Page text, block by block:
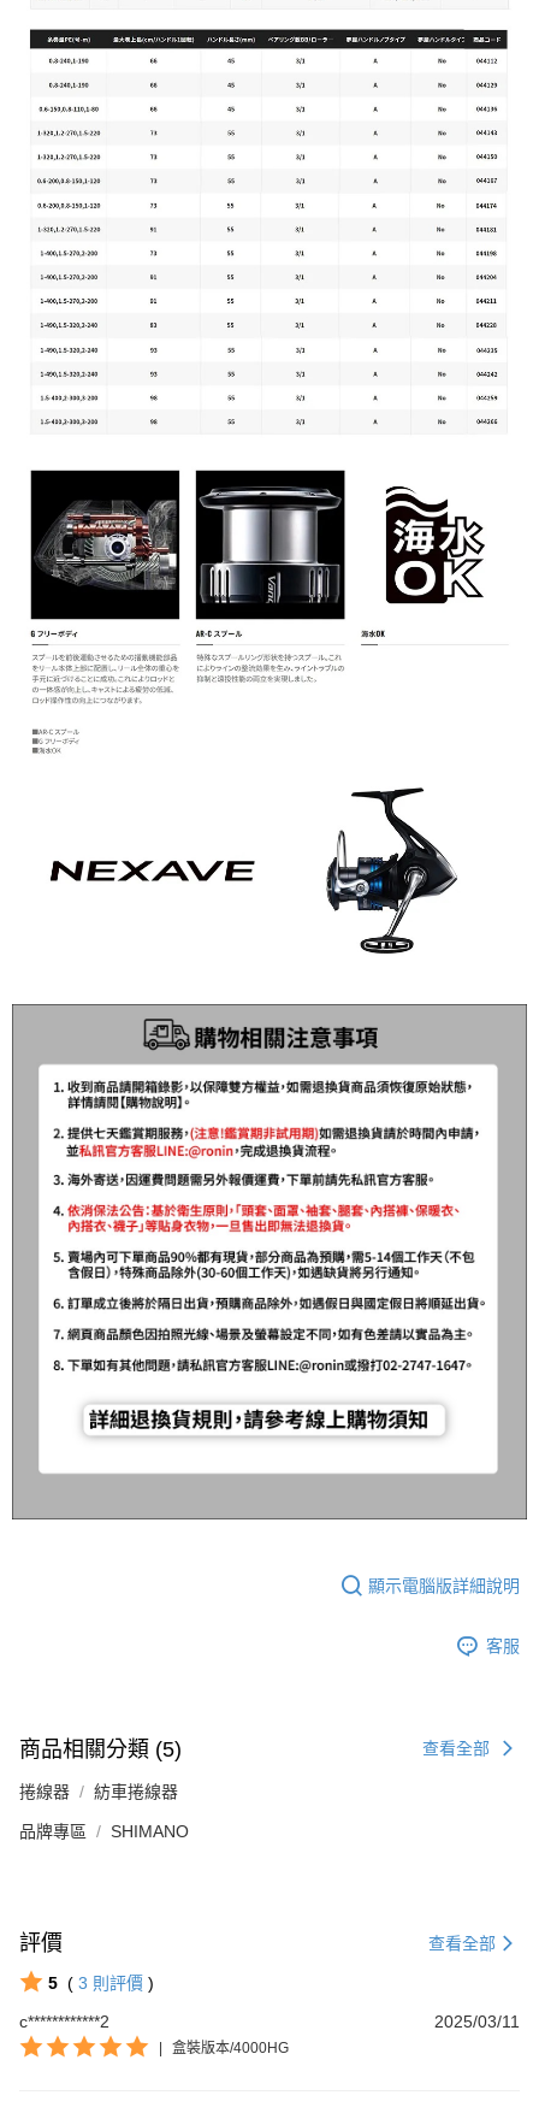
顯示電腦版詳細說明
客服
商品相關分類 (5) 查看全部
捲線器 紡車捲線器
品牌專區 SHIMANO
評價 查看全部
5 ( 3 則評價 )
c************2
2025/03/11
盒裝版本/4000HG